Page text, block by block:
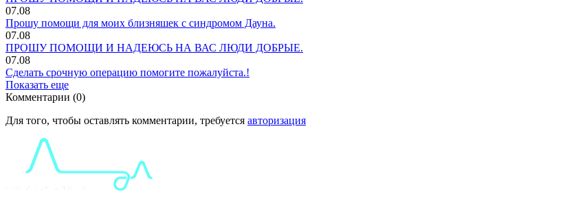
07.08
Прошу помощи для моих близняшек с синдромом Дауна.
07.08
ПРОШУ ПОМОЩИ И НАДЕЮСЬ НА ВАС ЛЮДИ ДОБРЫЕ.
07.08
Сделать срочную операцию помогите пожалуйста.!
Показать еще
Комментарии (0)
Для того, чтобы оставлять комментарии, требуется авторизация